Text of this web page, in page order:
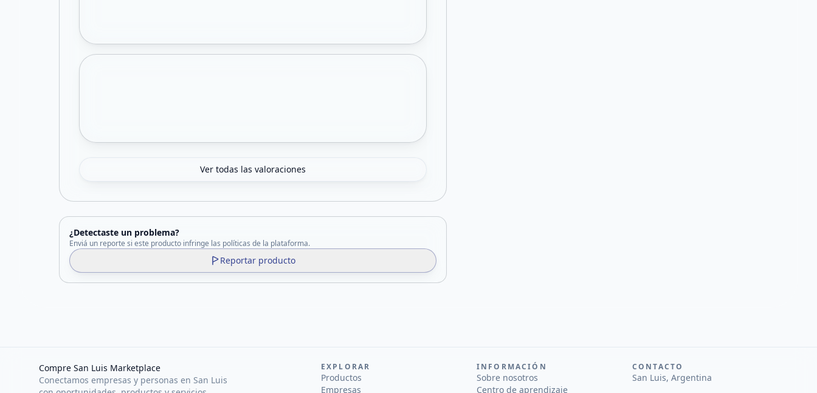
Ver todas las valoraciones
¿Detectaste un problema?
Enviá un reporte si este producto infringe las políticas de la plataforma.
Reportar producto
Compre San Luis Marketplace
Conectamos empresas y personas en San Luis
EXPLORAR
Productos
Empresas
INFORMACIÓN
Sobre nosotros
Centro de aprendizaje
CONTACTO
San Luis, Argentina